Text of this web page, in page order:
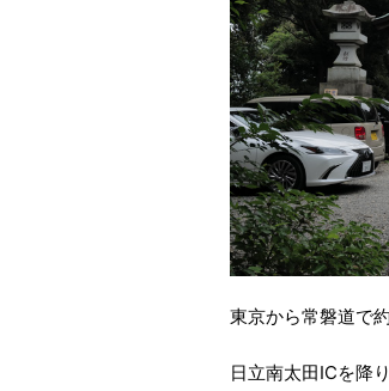
東京から常磐道で
日立南太田ICを降